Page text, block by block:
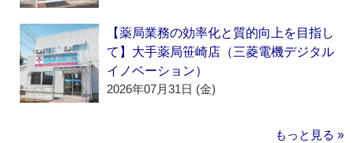
【薬局業務の効率化と質的向上を目指し
て】大手薬局笹崎店（三菱電機デジタル
イノベーション）
2026年07月31日 (金)
もっと見る »